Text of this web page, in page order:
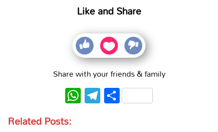
Like and Share
Share with your friends & family
WhatsApp
Telegram
Share
Related Posts: